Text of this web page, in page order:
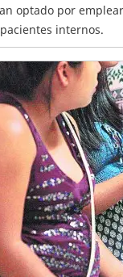
optado por
internos.